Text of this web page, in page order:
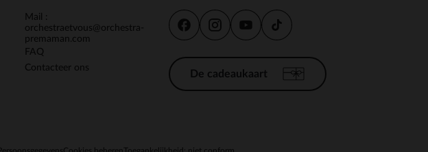
Mail :
orchestraetvous@orchestra-
premaman.com
FAQ
Contacteer ons
De cadeaukaart